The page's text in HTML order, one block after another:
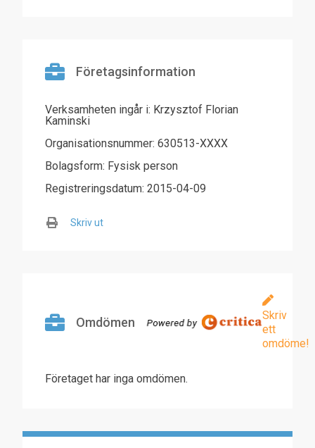
Företagsinformation
Verksamheten ingår i: Krzysztof Florian
Kaminski
Organisationsnummer: 630513-XXXX
Bolagsform: Fysisk person
Registreringsdatum: 2015-04-09
Skriv ut
Omdömen
Skriv
ett
omdöme!
Företaget har inga omdömen.